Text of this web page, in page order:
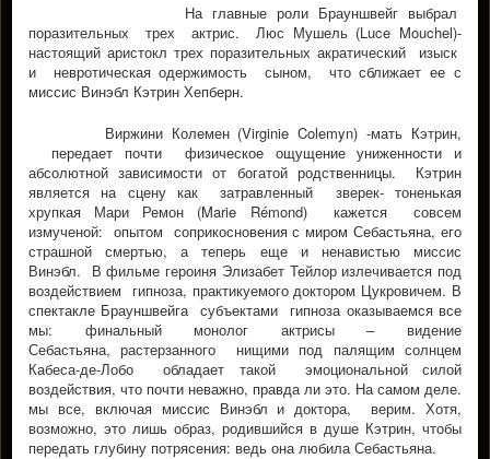
На главные роли Брауншвейг выбрал
поразительных трех актрис. Люс Мушель (Luce Mouchel)-
настоящий аристокл трех поразительных акратический изыск
и невротическая одержимость сыном, что сближает ее с
миссис Винэбл Кэтрин Хепберн.
Виржини Колeмен (Virginie Colemyn) -мать Кэтрин,
передает почти физическое ощущение униженности и
абсолютной зависимости от богатой родственницы. Кэтрин
является на сцену как затравленный зверек- тоненькая
хрупкая Мари Ремон (Marie Rémond) кажется совсем
измученой: опытом соприкосновения с миром Себастьяна, его
страшной смертью, а теперь еще и ненавистью миссис
Винэбл. В фильме героиня Элизабет Тейлор излечивается под
воздействием гипноза, практикуемого доктором Цукровичем. В
спектакле Брауншвейга субъектами гипноза оказываемся все
мы: финальный монолог актрисы – видение
Себастьяна, растерзанного нищими под палящим солнцем
Кабеса-де-Лобо обладает такой эмоциональной силой
воздействия, что почти неважно, правда ли это. На самом деле.
мы все, включая миссис Винэбл и доктора, верим. Хотя,
возможно, это лишь образ, родившийся в душе Кэтрин, чтобы
передать глубину потрясения: ведь она любила Себастьяна.